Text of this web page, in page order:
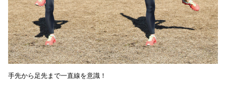
手先から足先まで一直線を意識！